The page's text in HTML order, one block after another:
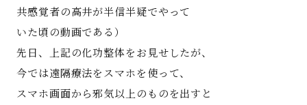
共感覚者の高井が半信半疑でやって
いた頃の動画である）
先日、上記の化功整体をお見せしたが、
今では遠隔療法をスマホを使って、
スマホ画面から邪気以上のものを出すと